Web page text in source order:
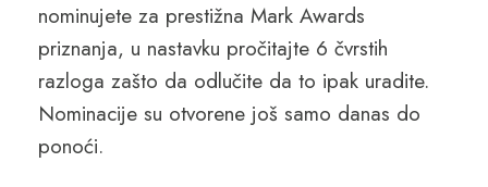
nominujete za prestižna Mark Awards
priznanja, u nastavku pročitajte 6 čvrstih
razloga zašto da odlučite da to ipak uradite.
Nominacije su otvorene još samo danas do
ponoći.